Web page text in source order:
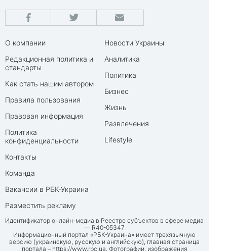
О компании
Редакционная политика и
стандарты
Как стать нашим автором
Правила пользования
Правовая информация
Политика
конфиденциальности
Контакты
Команда
Вакансии в РБК-Украина
Разместить рекламу
Новости Украины
Аналитика
Политика
Бизнес
Жизнь
Развлечения
Lifestyle
Идентификатор онлайн-медиа в Реестре субъектов в сфере медиа
— R40-05347
Информационный портал «РБК-Украина» имеет трехязычную
версию (украинскую, русскую и английскую), главная страница
портала – https://www.rbc.ua. Фотографии, изображения